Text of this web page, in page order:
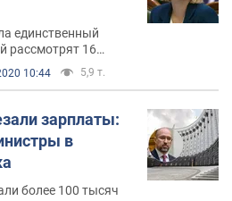
единственный
рассмотрят 16
10:44 5,9 т.
зарплаты:
в
более 100 тысяч